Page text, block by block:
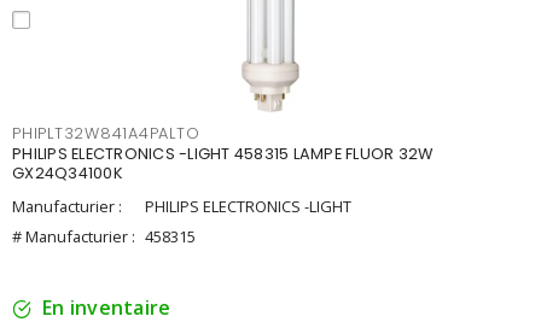
PHIPLT32W841A4PALTO
PHILIPS ELECTRONICS -LIGHT 458315 LAMPE FLUOR 32W
GX24Q34100K
Manufacturier :
PHILIPS ELECTRONICS -LIGHT
# Manufacturier : 458315
En inventaire